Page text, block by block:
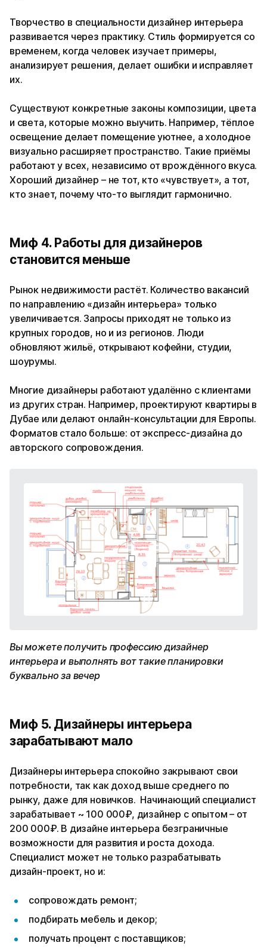
Творчество в специальности дизайнер интерьера
развивается через практику. Стиль формируется со
временем, когда человек изучает примеры,
анализирует решения, делает ошибки и исправляет
их.
Существуют конкретные законы композиции, цвета
и света, которые можно выучить. Например, тёплое
освещение делает помещение уютнее, а холодное
визуально расширяет пространство. Такие приёмы
работают у всех, независимо от врождённого вкуса.
Хороший дизайнер – не тот, кто «чувствует», а тот,
кто знает, почему что-то выглядит гармонично.
Миф 4. Работы для дизайнеров
становится меньше
Рынок недвижимости растёт. Количество вакансий
по направлению «дизайн интерьера» только
увеличивается. Запросы приходят не только из
крупных городов, но и из регионов. Люди
обновляют жильё, открывают кофейни, студии,
шоурумы.
Многие дизайнеры работают удалённо с клиентами
из других стран. Например, проектируют квартиры в
Дубае или делают онлайн-консультации для Европы.
Форматов стало больше: от экспресс-дизайна до
авторского сопровождения.
Вы можете получить профессию дизайнер
интерьера и выполнять вот такие планировки
буквально за вечер
Миф 5. Дизайнеры интерьера
зарабатывают мало
Дизайнеры интерьера спокойно закрывают свои
потребности, так как доход выше среднего по
рынку, даже для новичков. Начинающий специалист
зарабатывает ~ 100 000₽, дизайнер с опытом – от
200 000₽. В дизайне интерьера безграничные
возможности для развития и роста дохода.
Специалист может не только разрабатывать
дизайн-проект, но и:
сопровождать ремонт;
подбирать мебель и декор;
получать процент с поставщиков;